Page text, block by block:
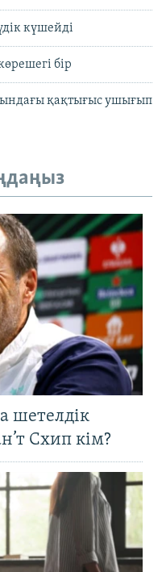
күшейді
бір
қақтығыс ушығып
шетелдік
Схип кім?